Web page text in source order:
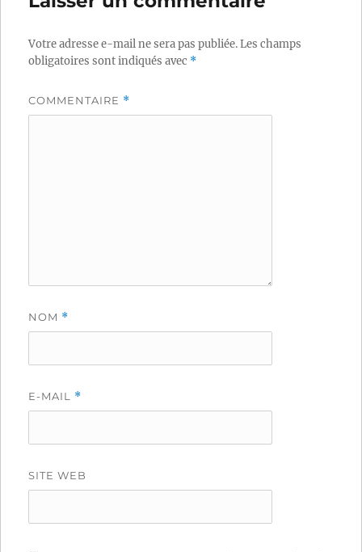
Votre adresse e-mail ne sera pas publiée.Les champs
obligatoires sont indiqués avec *
COMMENTAIRE *
NOM *
E-MAIL *
SITE WEB